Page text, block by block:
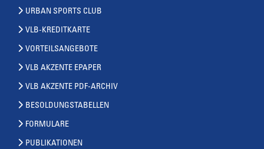
URBAN SPORTS CLUB
VLB-KREDITKARTE
VORTEILSANGEBOTE
VLB AKZENTE EPAPER
VLB AKZENTE PDF-ARCHIV
BESOLDUNGSTABELLEN
FORMULARE
PUBLIKATIONEN